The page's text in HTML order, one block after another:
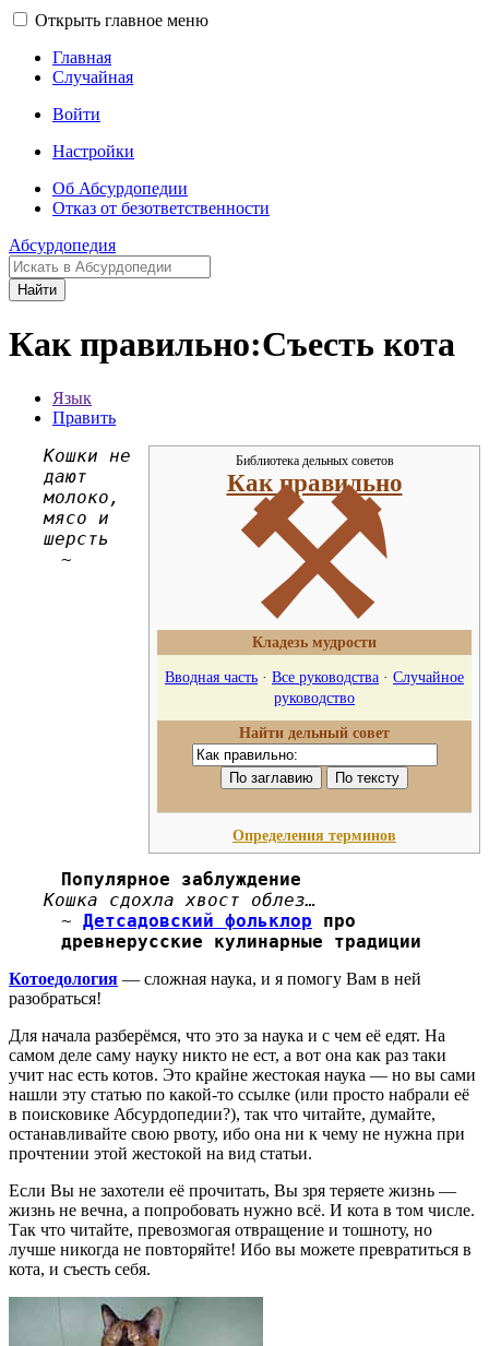
Открыть главное меню
Главная
Случайная
Войти
Настройки
Об Абсурдопедии
Отказ от безответственности
Абсурдопедия
Найти
Как правильно:Съесть кота
Язык
Править
Библиотека дельных советов
Как правильно
⚒
Кладезь мудрости
Вводная часть · Все руководства · Случайное
руководство
Найти дельный совет
Определения терминов
Кошки не
дают
молоко,
мясо и
шерсть
~
Популярное заблуждение
Кошка сдохла хвост облез…
~ Детсадовский фольклор про
древнерусские кулинарные традиции
Котоедология — сложная наука, и я помогу Вам в ней
разобраться!
Для начала разберёмся, что это за наука и с чем её едят. На
самом деле саму науку никто не ест, а вот она как раз таки
учит нас есть котов. Это крайне жестокая наука — но вы сами
нашли эту статью по какой-то ссылке (или просто набрали её
в поисковике Абсурдопедии?), так что читайте, думайте,
останавливайте свою рвоту, ибо она ни к чему не нужна при
прочтении этой жестокой на вид статьи.
Если Вы не захотели её прочитать, Вы зря теряете жизнь —
жизнь не вечна, а попробовать нужно всё. И кота в том числе.
Так что читайте, превозмогая отвращение и тошноту, но
лучше никогда не повторяйте! Ибо вы можете превратиться в
кота, и съесть себя.